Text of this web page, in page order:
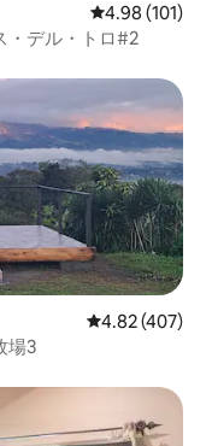
レビュー101
4.98 (101)
・デル・トロ#2
レビュー407
4.82 (407)
場3